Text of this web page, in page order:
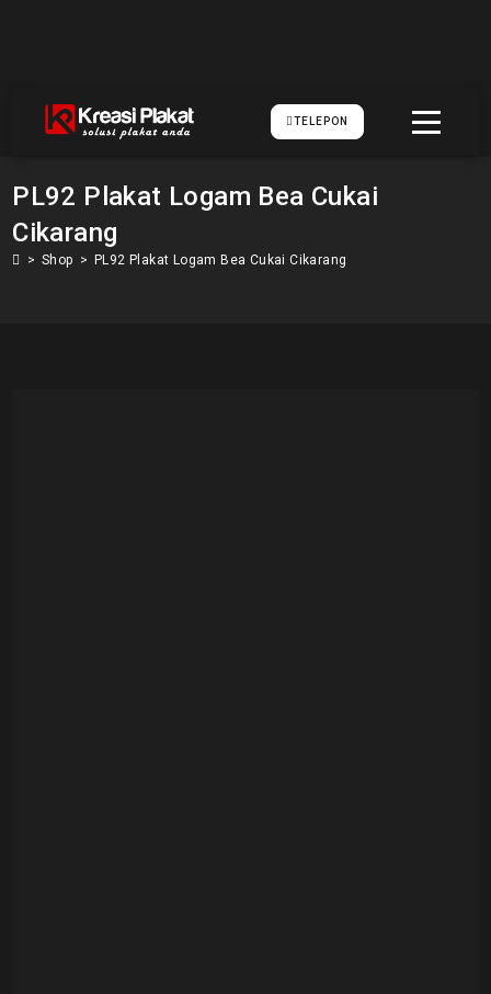
TELEPON
PL92 Plakat Logam Bea Cukai
Cikarang
> Shop > PL92 Plakat Logam Bea Cukai Cikarang